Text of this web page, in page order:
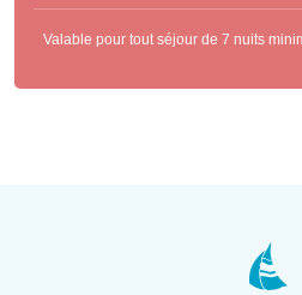
Valable pour tout séjour de 7 nuits